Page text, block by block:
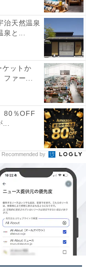
C社。その違い
治天然温泉
と...
ケットか
ファー...
80％OFF
Recommended by